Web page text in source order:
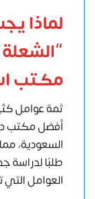
لماذا
مكتب
ثمة عوامل
أفضل مكتب
السعودية، مما
طلبًالدراسة
العوامل التي